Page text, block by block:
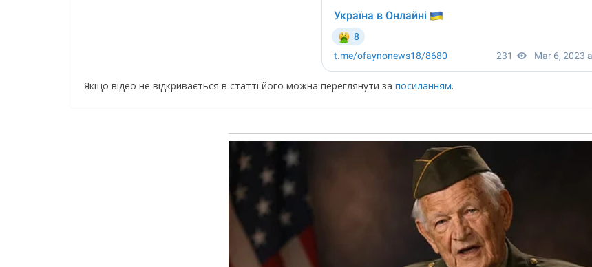
Якщо відео не відкривається в статті його можна переглянути за посиланням.